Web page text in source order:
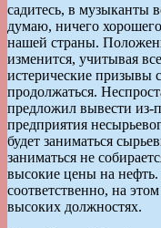
садитесь, в музыканты
думаю, ничего
нашей страны.
изменится, учитывая
истерические призывы
продолжаться.
предложил вывести из-
предприятия
будет заниматься
заниматься не
высокие цены на нефть.
соответственно, на
высоких должностях.